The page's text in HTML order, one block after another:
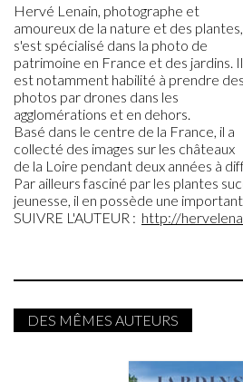
Hervé Lenain, photographe et
amoureux de la nature et des plantes,
s'est spécialisé dans la photo de
patrimoine en France et des jardins. Il
est notamment habilité à prendre des
photos par drones dans les
agglomérations et en dehors.
Basé dans le centre de la France, il a
collecté des images sur les châteaux
de la Loire pendant deux années à
Par ailleurs fasciné par les plantes
jeunesse, il en possède une
SUIVRE L'AUTEUR : http://
DES MÊMES AUTEURS